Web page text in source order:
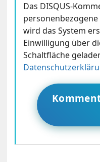
Das DISQUS-
wird das System
Einwilligung über
Schaltfläche